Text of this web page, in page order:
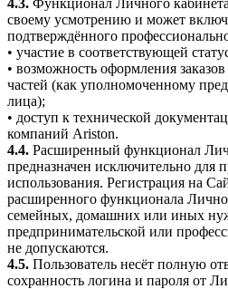
4.3. Функционал Личного
своему усмотрению и может
подтверждённого
• участие в соответствующей
• возможность оформления
частей (как уполномоченному
лица);
• доступ к технической
компаний Ariston.
4.4. Расширенный функционал
предназначен исключительно для
использования. Регистрация на
расширенного функционала
семейных, домашних или иных
предпринимательской или
не допускаются.
4.5. Пользователь несёт полную
сохранность логина и пароля от